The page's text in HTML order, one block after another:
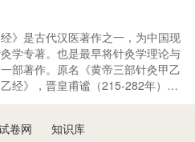
是古代汉医著作之一，为中国现
学专著。也是最早将针灸学理论与
部著作。原名《黄帝三部针灸甲乙
经》，晋皇甫谧（215-282年）编
卷网 知识库